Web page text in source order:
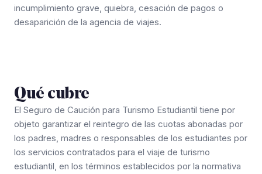
incumplimiento grave, quiebra, cesación de pagos o
desaparición de la agencia de viajes.
Qué cubre
El Seguro de Caución para Turismo Estudiantil tiene por
objeto garantizar el reintegro de las cuotas abonadas por
los padres, madres o responsables de los estudiantes por
los servicios contratados para el viaje de turismo
estudiantil, en los términos establecidos por la normativa